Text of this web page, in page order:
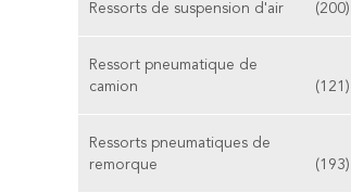
Ressorts de suspension d'air (200)
Ressort pneumatique de
camion
(121)
Ressorts pneumatiques de
remorque
(193)